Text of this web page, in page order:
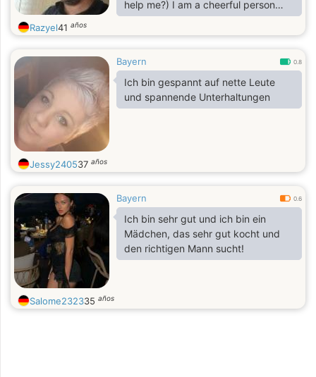
help me?) I am a cheerful person
who needs his "structures". I'm also
a bit of a nerdy. If you want to get to
Razyel41 años
Bayern 0.8
Ich bin gespannt auf nette Leute
und spannende Unterhaltungen
Jessy240537 años
Bayern 0.6
Ich bin sehr gut und ich bin ein
Mädchen, das sehr gut kocht und
den richtigen Mann sucht!
Salome232335 años